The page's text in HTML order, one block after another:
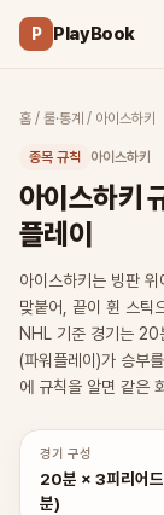
P PlayBook
홈 / 룰·통계 / 아이스하키
종목 규칙 아이스하키
아이스하키
플레이
아이스하키는 빙판
맞붙어, 끝이 휜 스틱
NHL 기준 경기는 20
(파워플레이)가 승부
에 규칙을 알면 같은
경기 구성
20분 × 3피리어
분)